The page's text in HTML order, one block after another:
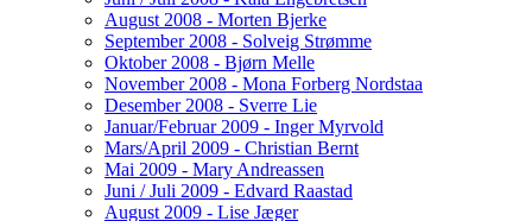
August 2008 - Morten Bjerke
September 2008 - Solveig Strømme
Oktober 2008 - Bjørn Melle
November 2008 - Mona Forberg Nordstaa
Desember 2008 - Sverre Lie
Januar/Februar 2009 - Inger Myrvold
Mars/April 2009 - Christian Bernt
Mai 2009 - Mary Andreassen
Juni / Juli 2009 - Edvard Raastad
August 2009 - Lise Jæger